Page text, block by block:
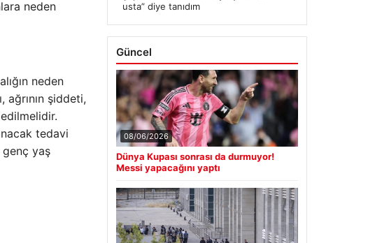
neden
neden
şiddeti,
tedavi
yaş
usta” diye tanıdım
Güncel
08/06/2026
Dünya Kupası sonrası da durmuyor!
Messi yapacağını yaptı